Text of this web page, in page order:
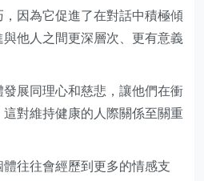
因為它促進了在對話中積極傾
他人之間更深層次、更有意義
展同理心和慈悲，讓他們在衝
對維持健康的人際關係至關重
往往會經歷到更多的情感支